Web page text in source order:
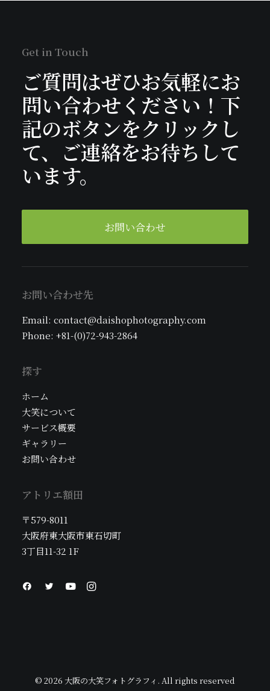
Get in Touch
ご質問はぜひお気軽にお
問い合わせください！下
記のボタンをクリックし
て、ご連絡をお待ちして
います。
お問い合わせ
お問い合わせ先
Email: contact@daishophotography.com
Phone: +81-(0)72-943-2864
探す
ホーム
大笑について
サービス概要
ギャラリー
お問い合わせ
アトリエ額田
〒579-8011
大阪府東大阪市東石切町
3丁目11-32 1F
© 2026 大阪の大笑フォトグラフィ. All rights reserved